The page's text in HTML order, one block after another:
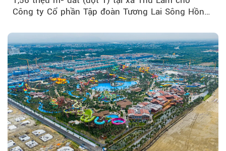
Công ty Cổ phần Tập đoàn Tương Lai Sông Hồng